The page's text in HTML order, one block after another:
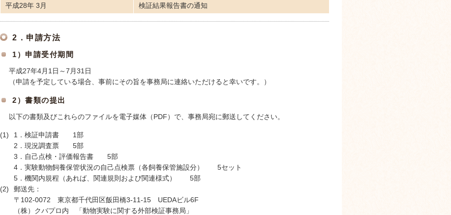
平成28年 3月 検証結果報告書の通知
2．申請方法
1）申請受付期間
平成27年4月1日～7月31日
（申請を予定している場合、事前にその旨を事務局に連絡いただけると幸いです。）
2）書類の提出
以下の書類及びこれらのファイルを電子媒体（PDF）で、事務局宛に郵送してください。
(1)
1．検証申請書 1部
2．現況調査票 5部
3．自己点検・評価報告書 5部
4．実験動物飼養保管状況の自己点検票（各飼養保管施設分） 5セット
5．機関内規程（あれば、関連規則および関連様式） 5部
(2)
郵送先：
〒102-0072 東京都千代田区飯田橋3-11-15 UEDAビル6F
（株）クバプロ内 「動物実験に関する外部検証事務局」